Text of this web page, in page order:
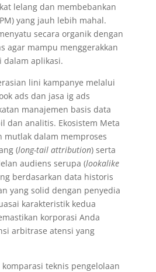
lelang dan membebankan
yang jauh lebih mahal.
secara organik dengan
agar mampu menggerakkan
dalam aplikasi.
lini kampanye melalui
ads dan jasa ig ads
manajemen basis data
dan analitis. Ekosistem Meta
mutlak dalam memproses
(long-tail attribution) serta
audiens serupa (lookalike
berdasarkan data historis
yang solid dengan penyedia
karakteristik kedua
korporasi Anda
arbitrase atensi yang
teknis pengelolaan